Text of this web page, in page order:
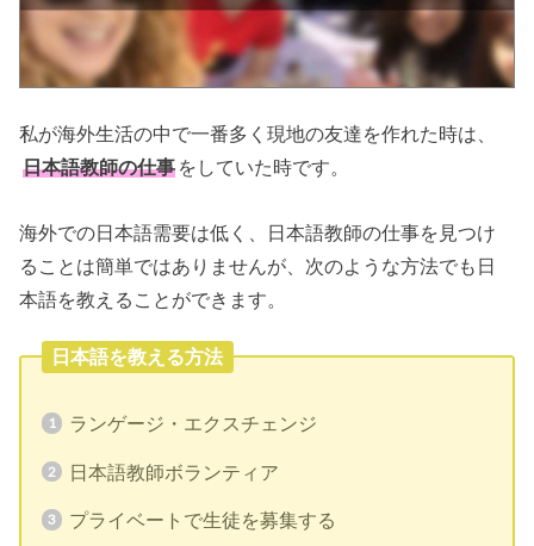
私が海外生活の中で一番多く現地の友達を作れた時は、
日本語教師の仕事 をしていた時です。
海外での日本語需要は低く、日本語教師の仕事を見つけ
ることは簡単ではありませんが、次のような方法でも日
本語を教えることができます。
日本語を教える方法
ランゲージ・エクスチェンジ
日本語教師ボランティア
プライベートで生徒を募集する